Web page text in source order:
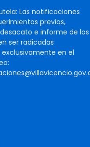
Las notificaciones
previos,
e informe de los
ser radicadas
en el